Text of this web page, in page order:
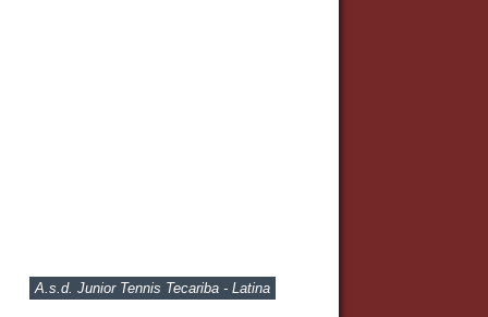
A.s.d. Junior Tennis Tecariba - Latina